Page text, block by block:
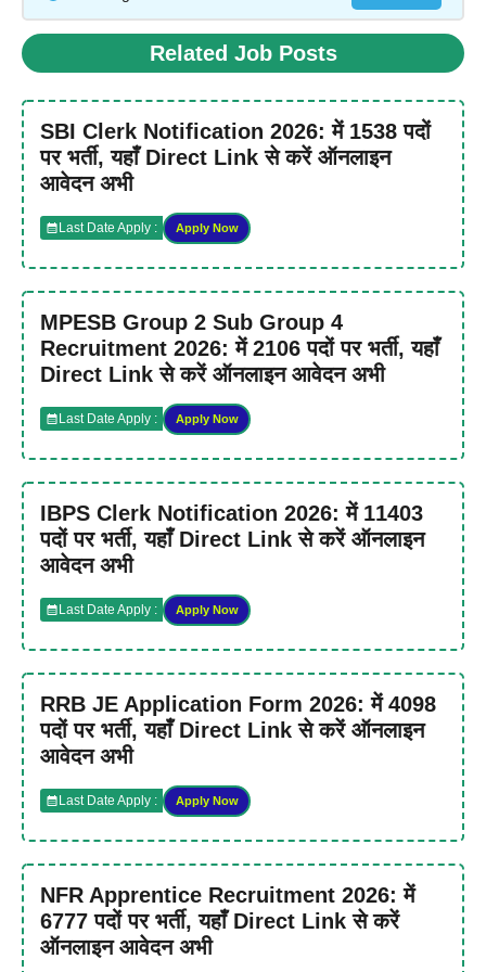
Related Job Posts
SBI Clerk Notification 2026: में 1538 पदों
पर भर्ती, यहाँ Direct Link से करें ऑनलाइन
आवेदन अभी
Last Date Apply : Apply Now
MPESB Group 2 Sub Group 4
Recruitment 2026: में 2106 पदों पर भर्ती, यहाँ
Direct Link से करें ऑनलाइन आवेदन अभी
Last Date Apply : Apply Now
IBPS Clerk Notification 2026: में 11403
पदों पर भर्ती, यहाँ Direct Link से करें ऑनलाइन
आवेदन अभी
Last Date Apply : Apply Now
RRB JE Application Form 2026: में 4098
पदों पर भर्ती, यहाँ Direct Link से करें ऑनलाइन
आवेदन अभी
Last Date Apply : Apply Now
NFR Apprentice Recruitment 2026: में
6777 पदों पर भर्ती, यहाँ Direct Link से करें
ऑनलाइन आवेदन अभी